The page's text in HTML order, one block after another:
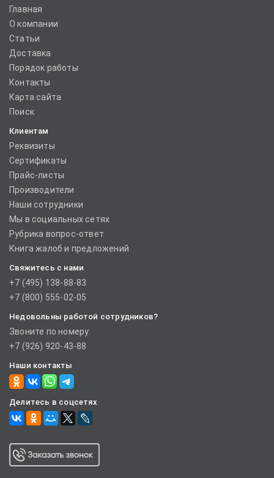
Главная
О компании
Статьи
Доставка
Порядок работы
Контакты
Карта сайта
Поиск
Клиентам
Реквизиты
Сертификаты
Прайс-листы
Производители
Наши сотрудники
Мы в социальных сетях
Рубрика вопрос-ответ
Книга жалоб и предложений
Свяжитесь с нами
+7 (495) 138-88-83
+7 (800) 555-02-05
Недовольны работой сотрудников?
Звоните по номеру:
+7 (926) 920-43-88
Наши контакты
Делитесь в соцсетях